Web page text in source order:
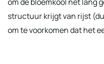
structuur krijgt van rijst
om te voorkomen dat het